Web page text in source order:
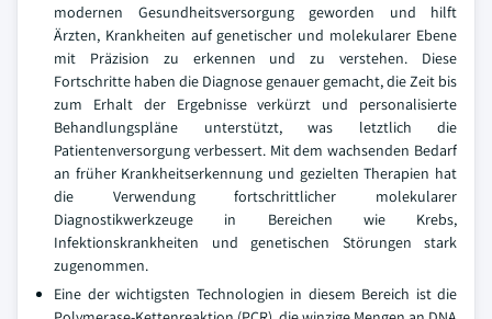
modernen Gesundheitsversorgung geworden und hilft
Ärzten, Krankheiten auf genetischer und molekularer Ebene
mit Präzision zu erkennen und zu verstehen. Diese
Fortschritte haben die Diagnose genauer gemacht, die Zeit bis
zum Erhalt der Ergebnisse verkürzt und personalisierte
Behandlungspläne unterstützt, was letztlich die
Patientenversorgung verbessert. Mit dem wachsenden Bedarf
an früher Krankheitserkennung und gezielten Therapien hat
die Verwendung fortschrittlicher molekularer
Diagnostikwerkzeuge in Bereichen wie Krebs,
Infektionskrankheiten und genetischen Störungen stark
zugenommen.
Eine der wichtigsten Technologien in diesem Bereich ist die